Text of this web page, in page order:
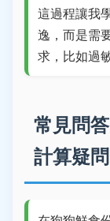
這過程讓我
逸，而是需
求，比如過
常見問
計算疑問